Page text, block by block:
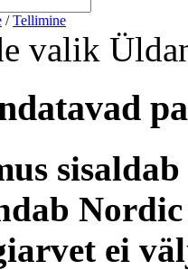
/ Tellimine
valik
ei